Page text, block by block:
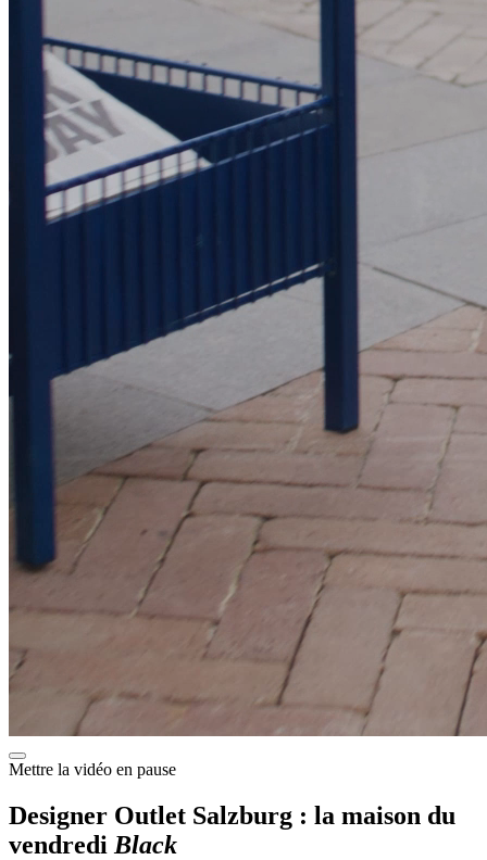
Mettre la vidéo en pause
Designer Outlet Salzburg : la maison du
vendredi Black